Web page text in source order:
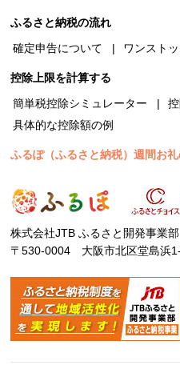
ふるさと納税の流れ
確定申告について
ワンスト
控除上限を計算する
簡単税控除シミュレーター
具体的な控除額の例
ふるぽ（ふるさと納税）週間お
株式会社JTB ふるさと開発事業部
〒530-0004 大阪市北区堂島浜